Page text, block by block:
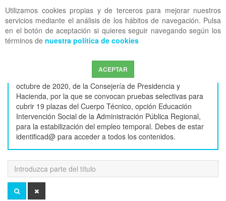
Utilizamos cookies propias y de terceros para mejorar nuestros
servicios mediante el análisis de los hábitos de navegación. Pulsa
en el botón de aceptación si quieres seguir navegando según los
términos de nuestra política de cookies
ACEPTAR
OFF CANVAS
convocarm
Noticias y entradas relacionadas con la Orden de 29 de
octubre de 2020, de la Consejería de Presidencia y
Hacienda, por la que se convocan pruebas selectivas para
cubrir 19 plazas del Cuerpo Técnico, opción Educación
Intervención Social de la Administración Pública Regional,
para la estabilización del empleo temporal. Debes de estar
identificad@ para acceder a todos los contenidos.
Introduzca
parte
del
títuloBUSCAR